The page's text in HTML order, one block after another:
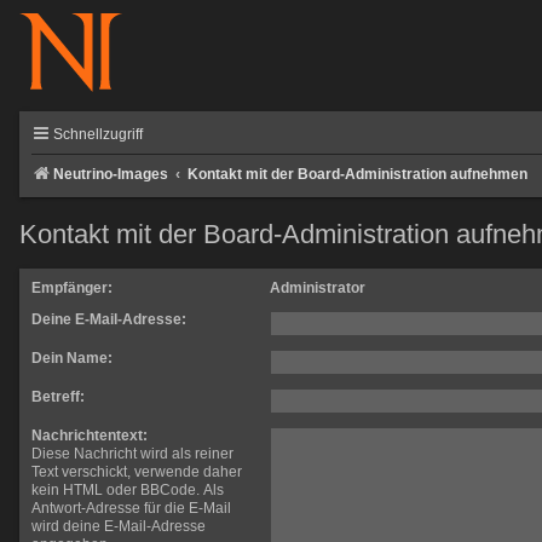
Schnellzugriff
Neutrino-Images Kontakt mit der Board-Administration aufnehmen
Kontakt mit der Board-Administration
Empfänger:
Administrator
Deine E-Mail-Adresse:
Dein Name:
Betreff:
Nachrichtentext:
Diese Nachricht wird als reiner
Text verschickt, verwende daher
kein HTML oder BBCode. Als
Antwort-Adresse für die E-Mail
wird deine E-Mail-Adresse